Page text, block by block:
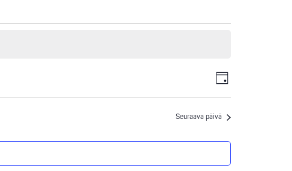
Näkymät
navigointi
Views
Päivä
Seuraava päivä